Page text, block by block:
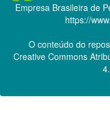
Empresa Brasileira de
https://
O conteúdo do
Creative Commons